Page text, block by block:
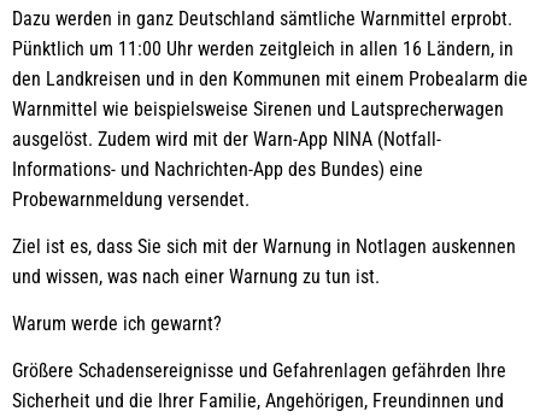
Dazu werden in ganz Deutschland sämtliche Warnmittel erprobt.
Pünktlich um 11:00 Uhr werden zeitgleich in allen 16 Ländern, in
den Landkreisen und in den Kommunen mit einem Probealarm die
Warnmittel wie beispielsweise Sirenen und Lautsprecherwagen
ausgelöst. Zudem wird mit der Warn-App NINA (Notfall-
Informations- und Nachrichten-App des Bundes) eine
Probewarnmeldung versendet.
Ziel ist es, dass Sie sich mit der Warnung in Notlagen auskennen
und wissen, was nach einer Warnung zu tun ist.
Warum werde ich gewarnt?
Größere Schadensereignisse und Gefahrenlagen gefährden Ihre
Sicherheit und die Ihrer Familie, Angehörigen, Freundinnen und